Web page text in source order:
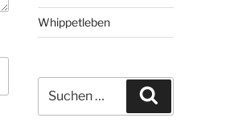
Whippetleben
nach: